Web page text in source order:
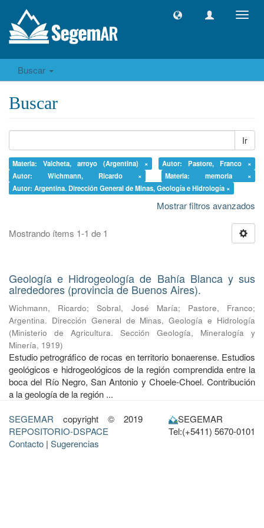
Buscar
Buscar
Ir
Materia: Valcheta, arroyo (Argentina) ×
Autor: Pastore, Franco ×
Autor: Wichmann, Ricardo ×
Materia: memoria ×
Autor: Argentina. Dirección General de Minas, Geología e Hidrología ×
Mostrar filtros avanzados
Mostrando ítems 1-1 de 1
Geología e Hidrogeología de Bahía Blanca y sus
alrededores (provincia de Buenos Aires).
Wichmann, Ricardo;Sobral, José María; Pastore, Franco;
Argentina. Dirección General de Minas, Geología e Hidrología
(Ministerio de Agricultura. Sección Geología, Mineralogía y
Minería, 1919)
Estudio petrográfico de rocas en territorio bonaerense. Estudios
geológicos e hidrogeológicos de la región comprendida entre la
boca del Río Negro, San Antonio y Choele-Choel. Contribución
a la geología de la región ...
SEGEMAR copyright © 2019
REPOSITORIO-DSPACE
Contacto | Sugerencias
SEGEMAR
Tel:(+5411) 5670-0101